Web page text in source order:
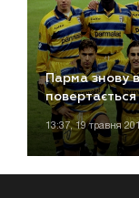
Парма знову
13:37, 19 травня